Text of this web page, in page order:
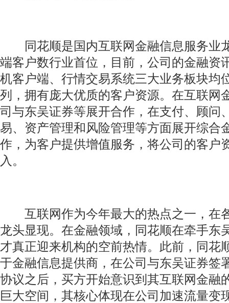
同花顺是国内互联网金融信息服务业
端客户数行业首位，目前，公司的金融资
机客户端、行情交易系统三大业务板块均
列，拥有庞大优质的客户资源。在互联网
司与东吴证券等展开合作，在支付、顾问
易、资产管理和风险管理等方面展开综合
作，为客户提供增值服务，将公司的客户
入。
互联网作为今年最大的热点之一，在
龙头显现。在金融领域，同花顺在牵手东
才真正迎来机构的空前热情。此前，同花
于金融信息提供商，在公司与东吴证券签
协议之后，买方开始意识到其互联网金融
巨大空间，其核心体现在公司加速流量变